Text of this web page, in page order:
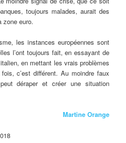
toujours malades, aurait des
zone euro.
les instances européennes sont
l’ont toujours fait, en essayant de
en mettant les vrais problèmes
c’est différent. Au moindre faux
déraper et créer une situation
Martine Orange